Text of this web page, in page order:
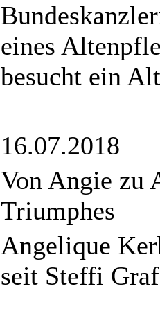
eines
besucht ein
16.07.2018
Von Angie zu
Triumphes
Angelique
seit Steffi